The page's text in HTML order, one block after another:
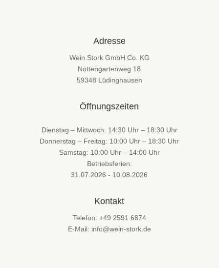
Adresse
Wein Stork GmbH Co. KG
Nottengartenweg 18
59348 Lüdinghausen
Öffnungszeiten
Dienstag – Mittwoch: 14:30 Uhr – 18:30 Uhr
Donnerstag – Freitag: 10:00 Uhr – 18:30 Uhr
Samstag: 10:00 Uhr – 14:00 Uhr
Betriebsferien:
31.07.2026 - 10.08.2026
Kontakt
Telefon: +49 2591 6874
E-Mail: info@wein-stork.de